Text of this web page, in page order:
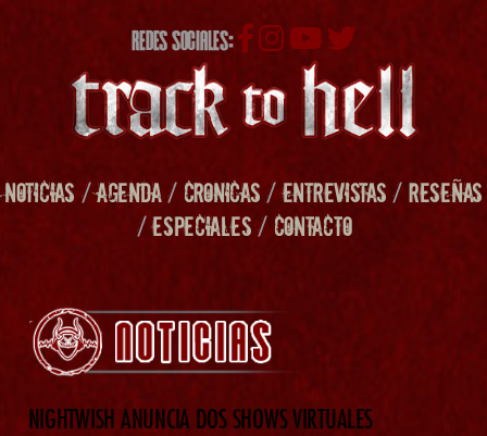
REDES SOCIALES:
NOTICIAS /AGENDA/ CRONICAS/ENTREVISTAS/RESEÑAS
/ESPECIALES/ CONTACTO
NIGHTWISH ANUNCIA DOS SHOWS VIRTUALES